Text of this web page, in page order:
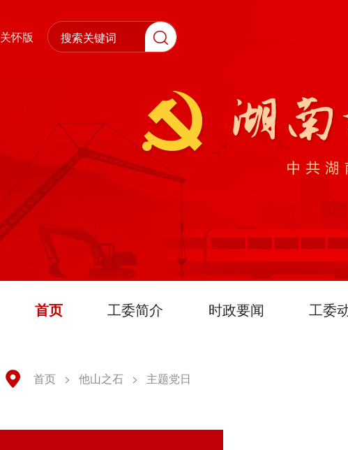
关怀版
首页 工委简介 时政要闻 工委
首页 > 他山之石 > 主题党日